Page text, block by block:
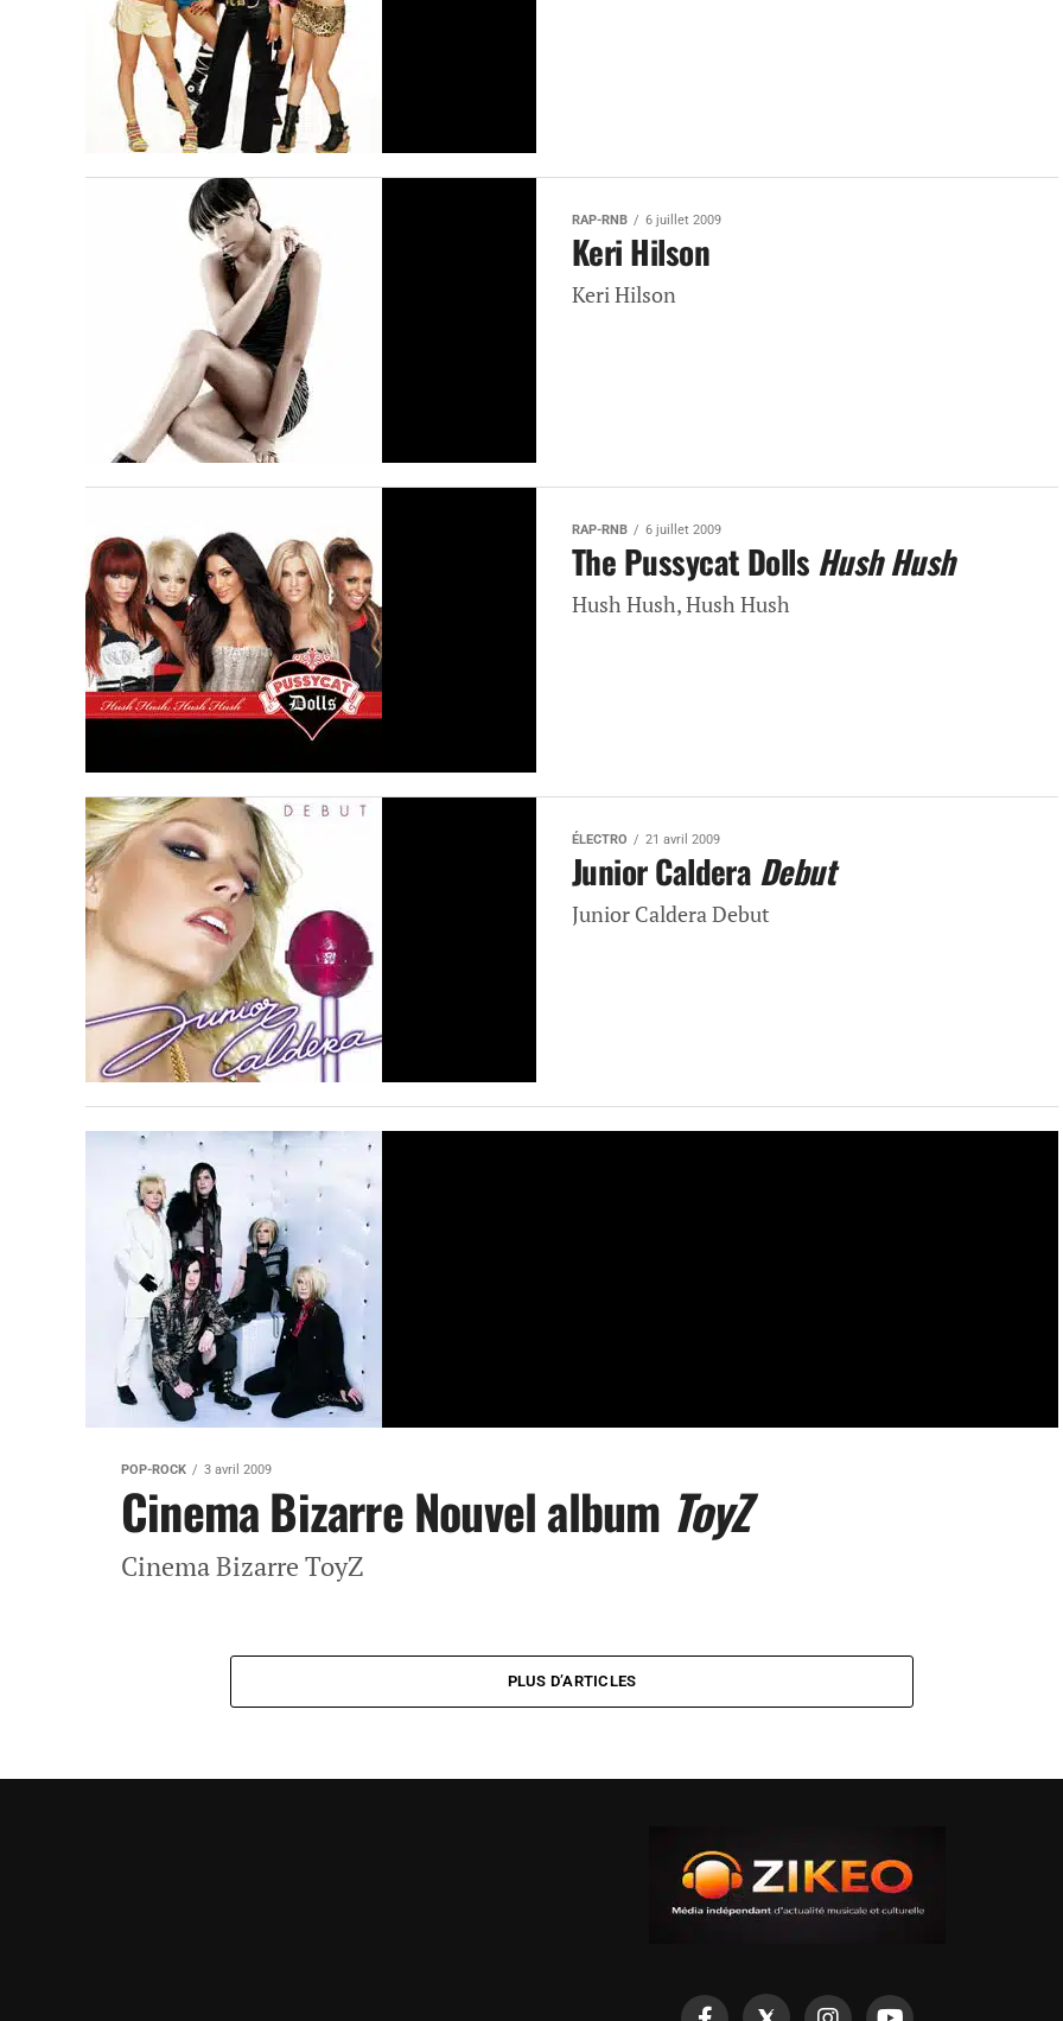
RAP-RNB 6 juillet 2009
Keri Hilson
Keri Hilson
RAP-RNB 6 juillet 2009
The Pussycat Dolls Hush Hush
Hush Hush, Hush Hush
ÉLECTRO 21 avril 2009
Junior Caldera Debut
Junior Caldera Debut
POP-ROCK 3 avril 2009
Cinema Bizarre Nouvel album ToyZ
Cinema Bizarre ToyZ
PLUS D’ARTICLES